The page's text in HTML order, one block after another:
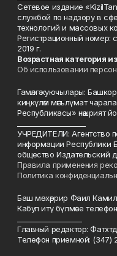
Сетевое издание
службой по надзору в
технологий и массовых
Регистрационный
2019 г.
Возрастная категория
Об использовании
Гамәлгә куючылары:
киңкүләм мәгълүмат
Республикасы» нәшрият
УЧРЕДИТЕЛИ: Агентство
информации Республики
общество Издательский
Правила применения
Политика
Баш мөхәррир Фаил Камил
Кабул итү бүлмәсе
Главный редактор:
Телефон приемной: (347)